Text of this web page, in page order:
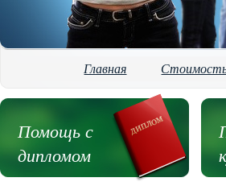
Главная
Помощь с
дипломом